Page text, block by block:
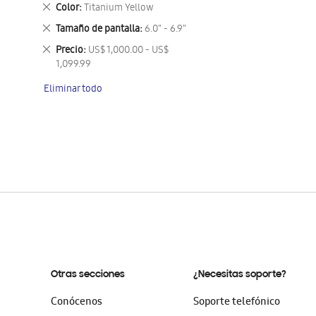
artículo
Color Titanium Yellow
Eliminar
este
artículo
Tamaño de pantalla 6.0" - 6.9"
Eliminar
este
artículo
Precio US$ 1,000.00 - US$
1,099.99
Eliminar
este
Eliminar todo
Otras secciones
Conócenos
¿Necesitas soporte?
Soporte telefónico